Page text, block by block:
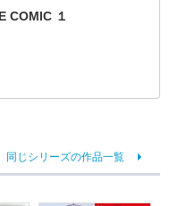
COMIC １
同じシリーズの作品一覧